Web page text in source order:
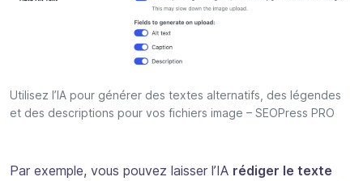
Utilisez l’IA pour générer des textes alternatifs, des légendes
et des descriptions pour vos fichiers image – SEOPress PRO
Par exemple, vous pouvez laisser l’IA rédiger le texte